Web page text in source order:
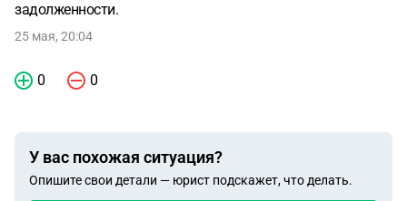
задолженности.
25 мая, 20:04
0 0
У вас похожая ситуация?
Опишите свои детали — юрист подскажет, что делать.